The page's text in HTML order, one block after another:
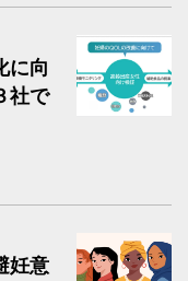
に向
社で
妊意